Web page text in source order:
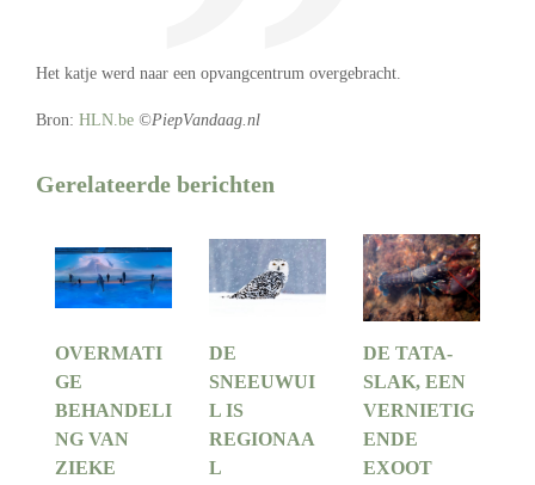
Het katje werd naar een opvangcentrum overgebracht.
Bron: HLN.be ©PiepVandaag.nl
Gerelateerde berichten
OVERMATI
GE
BEHANDELI
NG VAN
ZIEKE
DE
SNEEUWUI
L IS
REGIONAA
L
DE TATA-
SLAK, EEN
VERNIETIG
ENDE
EXOOT